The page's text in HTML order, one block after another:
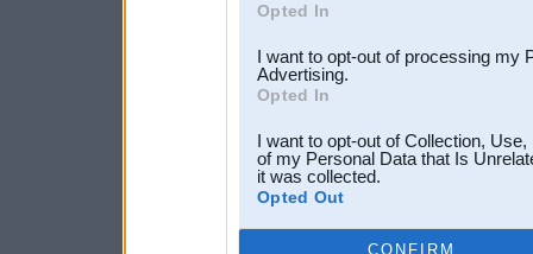
Opted In
I want to opt-out of processing my
Advertising.
Opted In
I want to opt-out of Collection,
of my Personal Data that Is
it was collected.
Opted Out
CONFIRM